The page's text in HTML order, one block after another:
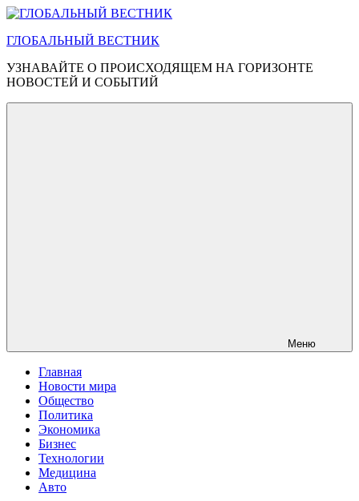
Перейти
содержимому
ГЛОБАЛЬНЫЙ ВЕСТНИК
УЗНАВАЙТЕ О ПРОИСХОДЯЩЕМ НА ГОРИЗОНТЕ
НОВОСТЕЙ И СОБЫТИЙ
Меню
Главная
Новости мира
Общество
Политика
Экономика
Бизнес
Технологии
Медицина
Авто